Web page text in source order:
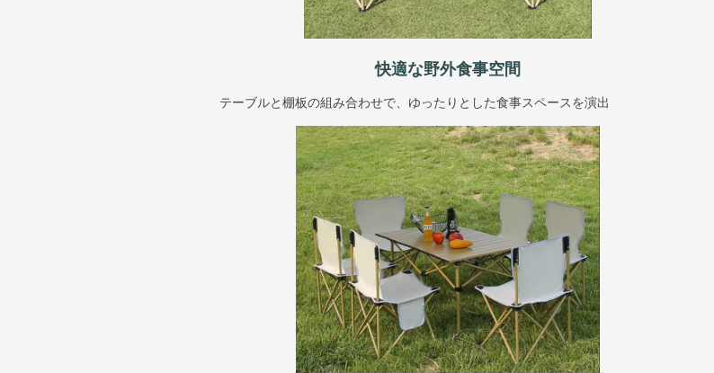
快適な野外食事空間
テーブルと棚板の組み合わせで、ゆったりとした食事スペースを演出